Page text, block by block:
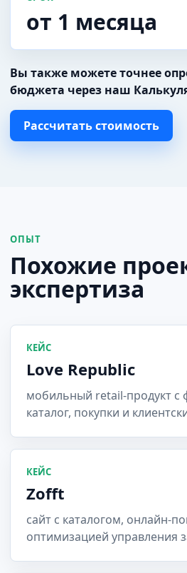
от 1 месяца
Вы также можете точнее
бюджета через наш
Рассчитать стоимость
ОПЫТ
Похожие
экспертиза
КЕЙС
Love Republic
мобильный retail-продукт с
каталог, покупки и
КЕЙС
Zofft
сайт с каталогом, онлайн-
оптимизацией управления